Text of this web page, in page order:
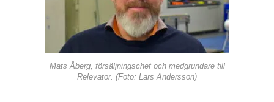
Mats Åberg, försäljningschef och medgrundare till
Relevator. (Foto: Lars Andersson)